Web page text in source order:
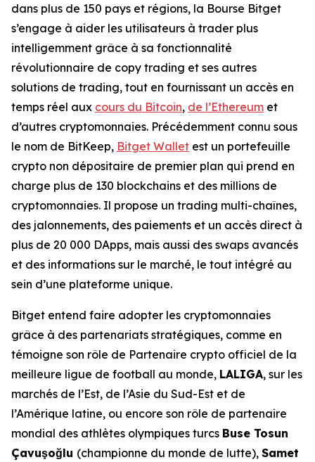
dans plus de 150 pays et régions, la Bourse Bitget
s’engage à aider les utilisateurs à trader plus
intelligemment grâce à sa fonctionnalité
révolutionnaire de copy trading et ses autres
solutions de trading, tout en fournissant un accès en
temps réel aux cours du Bitcoin, de l’Ethereum et
d’autres cryptomonnaies. Précédemment connu sous
le nom de BitKeep, Bitget Wallet est un portefeuille
crypto non dépositaire de premier plan qui prend en
charge plus de 130 blockchains et des millions de
cryptomonnaies. Il propose un trading multi-chaînes,
des jalonnements, des paiements et un accès direct à
plus de 20 000 DApps, mais aussi des swaps avancés
et des informations sur le marché, le tout intégré au
sein d’une plateforme unique.
Bitget entend faire adopter les cryptomonnaies
grâce à des partenariats stratégiques, comme en
témoigne son rôle de Partenaire crypto officiel de la
meilleure ligue de football au monde, LALIGA, sur les
marchés de l’Est, de l’Asie du Sud-Est et de
l’Amérique latine, ou encore son rôle de partenaire
mondial des athlètes olympiques turcs Buse Tosun
Çavuşoğlu (championne du monde de lutte), Samet